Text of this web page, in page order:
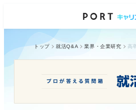
トップ 就活Q&A 業界・企業研究